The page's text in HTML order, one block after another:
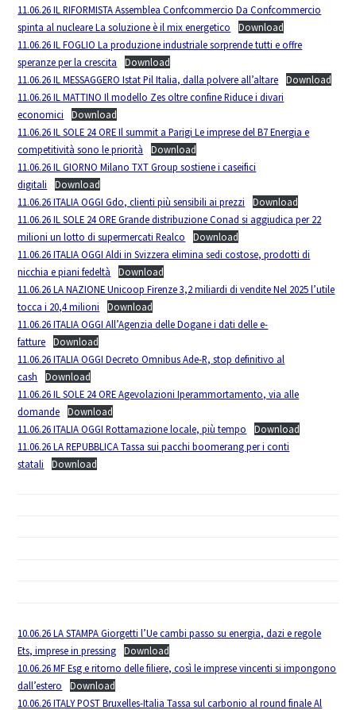
11.06.26 IL RIFORMISTA Assemblea Confcommercio Da Confcommercio
spinta al nucleare La soluzione è il mix energetico
Download
11.06.26 IL FOGLIO La produzione industriale sorprende tutti e offre
speranze per la crescita
Download
11.06.26 IL MESSAGGERO Istat Pil Italia, dalla polvere all’altare
Download
11.06.26 IL MATTINO Il modello Zes oltre confine Riduce i divari
economici
Download
11.06.26 IL SOLE 24 ORE Il summit a Parigi Le imprese del B7 Energia e
competitività sono le priorità
Download
11.06.26 IL GIORNO Milano TXT Group sostiene i caseifici
digitali
Download
11.06.26 ITALIA OGGI Gdo, clienti più sensibili ai prezzi
Download
11.06.26 IL SOLE 24 ORE Grande distribuzione Conad si aggiudica per 22
milioni un lotto di supermercati Realco
Download
11.06.26 ITALIA OGGI Aldi in Svizzera elimina sedi costose, prodotti di
nicchia e piani fedeltà
Download
11.06.26 LA NAZIONE Unicoop Firenze 3,2 miliardi di vendite Nel 2025 l’utile
tocca i 20,4 milioni
Download
11.06.26 ITALIA OGGI All’Agenzia delle Dogane i dati delle e-
fatture
Download
11.06.26 ITALIA OGGI Decreto Omnibus Ade-R, stop definitivo al
cash
Download
11.06.26 IL SOLE 24 ORE Agevolazioni Iperammortamento, via alle
domande
Download
11.06.26 ITALIA OGGI Rottamazione locale, più tempo
Download
11.06.26 LA REPUBBLICA Tassa sui pacchi boomerang per i conti
statali
Download
10.06.26 LA STAMPA Giorgetti l’Ue cambi passo su energia, dazi e regole
Ets, imprese in pressing
Download
10.06.26 MF Esg e ritorno delle filiere, così le imprese vincenti si impongono
dall’estero
Download
10.06.26 ITALY POST Bruxelles-Italia Tassa sul carbonio al round finale Al